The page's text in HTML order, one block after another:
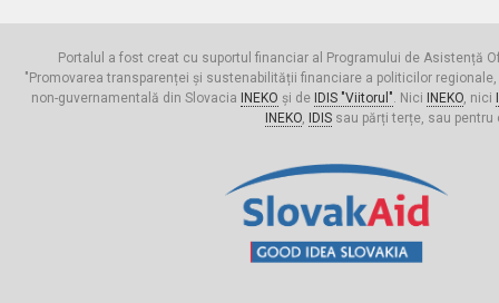
Portalul a fost creat cu suportul financiar al Programului de Asistență
"Promovarea transparenței și sustenabilității financiare a politicilor
non-guvernamentală din Slovacia
INEKO și de IDIS "Viitorul". Nici INEKO, nici
INEKO, IDISsau părți terțe, sau pentru